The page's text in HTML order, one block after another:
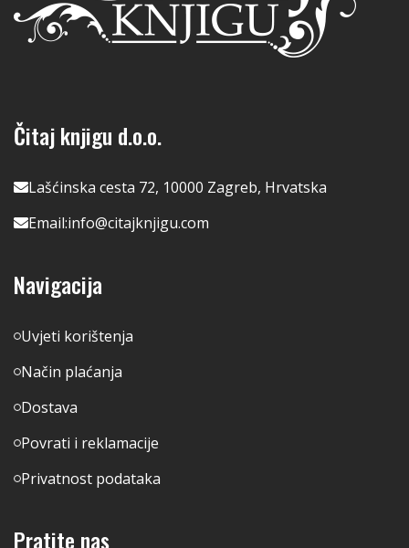
Čitaj knjigu d.o.o.
Lašćinska cesta 72, 10000 Zagreb, Hrvatska
Email:info@citajknjigu.com
Navigacija
Uvjeti korištenja
Način plaćanja
Dostava
Povrati i reklamacije
Privatnost podataka
Pratite nas